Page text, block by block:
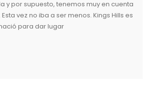
y por supuesto, tenemos muy en cuenta
vez no iba a ser menos. Kings Hills es
para dar lugar